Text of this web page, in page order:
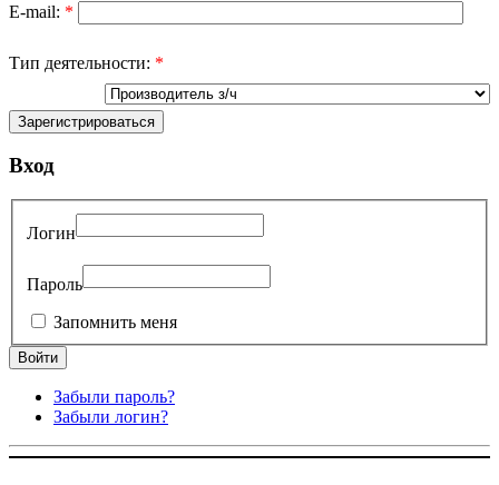
E-mail: *
Тип деятельности: *
Вход
Логин
Пароль
Запомнить меня
Забыли пароль?
Забыли логин?